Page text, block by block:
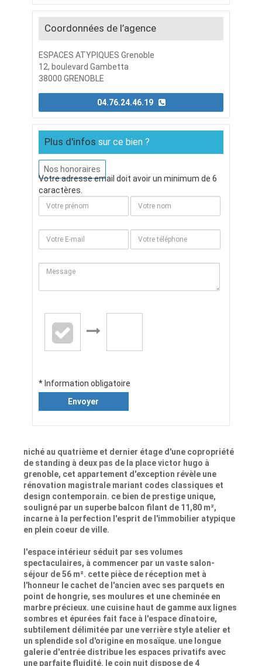
Coordonnées de l’agence
ESPACES ATYPIQUES Grenoble
12, boulevard Gambetta
38000 GRENOBLE
Plus d'infos sur ce bien ?
Nos honoraires
Votre adresse email doit avoir un minimum de 6
caractères.
* Information obligatoire
Envoyer
niché au quatrième et dernier étage d'une copropriété
de standing à deux pas de la place victor hugo à
grenoble, cet appartement d'exception révèle une
rénovation magistrale mariant codes classiques et
design contemporain. ce bien de prestige unique,
souligné par un superbe balcon filant de 11,80 m²,
incarne à la perfection l'esprit de l'immobilier atypique
en plein coeur de ville.
l'espace intérieur séduit par ses volumes
spectaculaires, à commencer par un vaste salon-
séjour de 56 m². cette pièce de réception met à
l'honneur le cachet de l'ancien avec ses parquets en
point de hongrie, ses moulures et une cheminée en
marbre précieux. une cuisine haut de gamme aux lignes
sombres et épurées fait face à l'espace dînatoire,
subtilement délimitée par une verrière style atelier et
un splendide sol d'origine en mosaïque. une longue
galerie d'entrée distribue les espaces privatifs avec
une parfaite fluidité. le coin nuit dispose de 4